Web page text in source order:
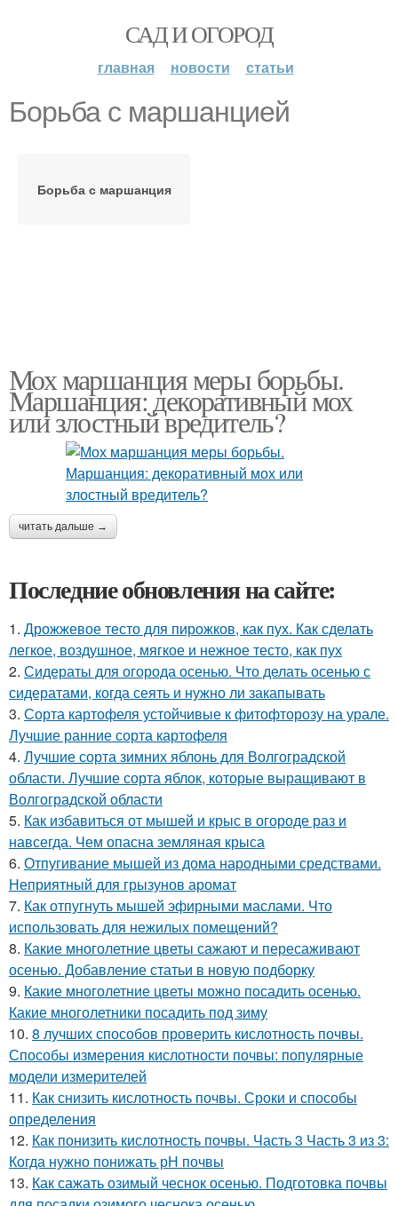
САД И ОГОРОД
главная новости статьи
Борьба с маршанцией
Борьба с маршанция
Мох маршанция меры борьбы.
Маршанция: декоративный мох
или злостный вредитель?
читать дальше →
Последние обновления на сайте:
1. Дрожжевое тесто для пирожков, как пух. Как сделать
легкое, воздушное, мягкое и нежное тесто, как пух
2. Сидераты для огорода осенью. Что делать осенью с
сидератами, когда сеять и нужно ли закапывать
3. Сорта картофеля устойчивые к фитофторозу на урале.
Лучшие ранние сорта картофеля
4. Лучшие сорта зимних яблонь для Волгоградской
области. Лучшие сорта яблок, которые выращивают в
Волгоградской области
5. Как избавиться от мышей и крыс в огороде раз и
навсегда. Чем опасна земляная крыса
6. Отпугивание мышей из дома народными средствами.
Неприятный для грызунов аромат
7. Как отпугнуть мышей эфирными маслами. Что
использовать для нежилых помещений?
8. Какие многолетние цветы сажают и пересаживают
осенью. Добавление статьи в новую подборку
9. Какие многолетние цветы можно посадить осенью.
Какие многолетники посадить под зиму
10. 8 лучших способов проверить кислотность почвы.
Способы измерения кислотности почвы: популярные
модели измерителей
11. Как снизить кислотность почвы. Сроки и способы
определения
12. Как понизить кислотность почвы. Часть 3 Часть 3 из 3:
Когда нужно понижать рН почвы
13. Как сажать озимый чеснок осенью. Подготовка почвы